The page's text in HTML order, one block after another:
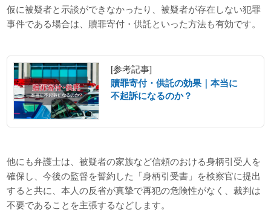
仮に被疑者と示談ができなかったり、被疑者が存在しない犯罪
事件である場合は、贖罪寄付・供託といった方法も有効です。
[参考記事]
贖罪寄付・供託の効果｜本当に
不起訴になるのか？
他にも弁護士は、被疑者の家族など信頼のおける身柄引受人を
確保し、今後の監督を誓約した「身柄引受書」を検察官に提出
すると共に、本人の反省が真摯で再犯の危険性がなく、裁判は
不要であることを主張するなどします。